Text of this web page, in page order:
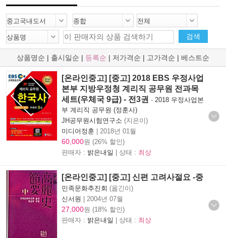
검색
상품명순 | 출시일순 | 등록순 | 저가격순 | 고가격순 | 베스트순
[온라인중고] [중고] 2018 EBS 우정사업
본부 지방우정청 계리직 공무원 전과목
세트(우체국 9급) - 전3권 - 2018 우정사업본
부 계리직 공무원 (정훈사)
JH공무원시험연구소 (지은이)
미디어정훈 | 2018년 01월
60,000원 (26% 할인)
판매자 : 밝은내일 | 상태 : 최상
[온라인중고] [중고] 신편 고려사절요 -중
민족문화추진회 (옮긴이)
신서원 | 2004년 07월
27,000원 (18% 할인)
판매자 : 밝은내일 | 상태 : 최상